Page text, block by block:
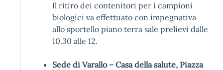
Il ritiro dei contenitori per i campioni
biologici va effettuato con impegnativa
allo sportello piano terra sale prelievi dalle
10.30 alle 12.
Sede di Varallo – Casa della salute, Piazza